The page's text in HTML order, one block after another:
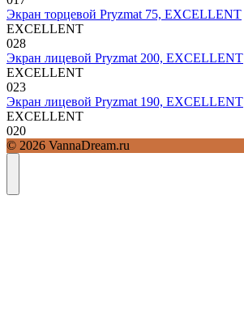
Экран торцевой Pryzmat 75, EXCELLENT
EXCELLENT
028
Экран лицевой Pryzmat 200, EXCELLENT
EXCELLENT
023
Экран лицевой Pryzmat 190, EXCELLENT
EXCELLENT
020
© 2026 VannaDream.ru